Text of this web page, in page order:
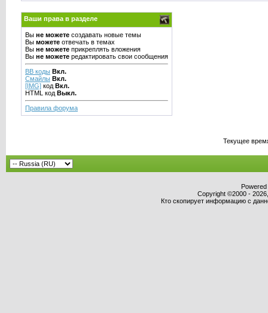
Ваши права в разделе
Вы не можетесоздавать новые темы
Вы можетеотвечать в темах
Вы не можетеприкреплять вложения
Вы не можетередактировать свои сообщения
BB коды Вкл.
Смайлы Вкл.
[IMG]код Вкл.
HTML код Выкл.
Правила форума
Текущее
Copyright ©2000 -
Кто скопирует информацию с